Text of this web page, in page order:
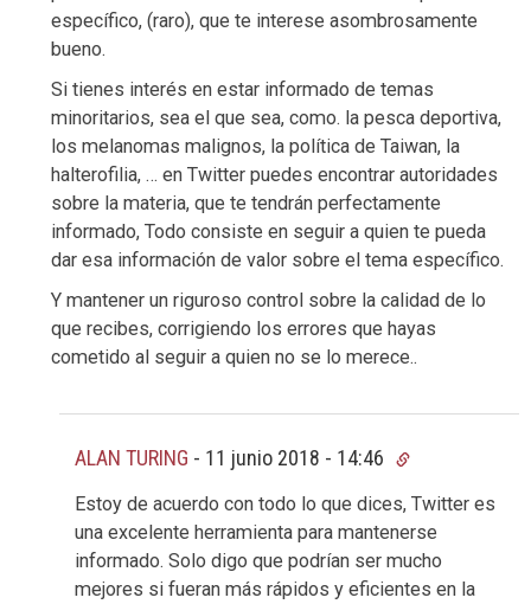
específico, (raro), que te interese asombrosamente
bueno.
Si tienes interés en estar informado de temas
minoritarios, sea el que sea, como. la pesca deportiva,
los melanomas malignos, la política de Taiwan, la
halterofilia, … en Twitter puedes encontrar autoridades
sobre la materia, que te tendrán perfectamente
informado, Todo consiste en seguir a quien te pueda
dar esa información de valor sobre el tema específico.
Y mantener un riguroso control sobre la calidad de lo
que recibes, corrigiendo los errores que hayas
cometido al seguir a quien no se lo merece..
ALAN TURING - 11 junio 2018 - 14:46
Estoy de acuerdo con todo lo que dices, Twitter es
una excelente herramienta para mantenerse
informado. Solo digo que podrían ser mucho
mejores si fueran más rápidos y eficientes en la